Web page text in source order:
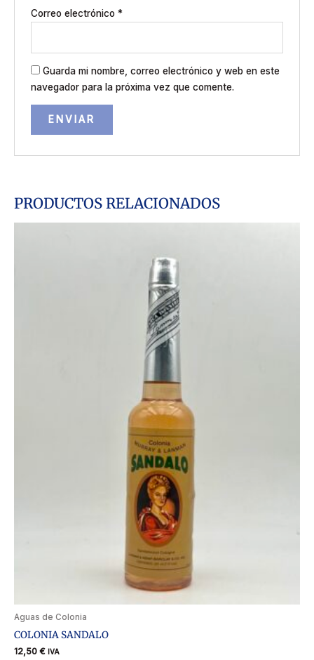
Correo electrónico *
Guarda mi nombre, correo electrónico y web en este
navegador para la próxima vez que comente.
PRODUCTOS RELACIONADOS
Aguas de Colonia
COLONIA SANDALO
12,50 € IVA